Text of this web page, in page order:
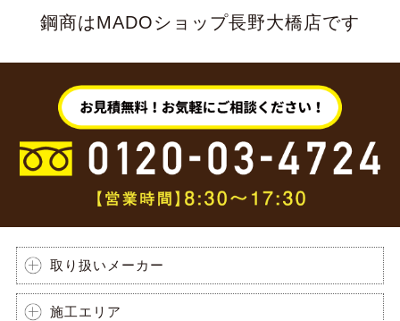
鋼商はMADOショップ長野大橋店です
取り扱いメーカー
施工エリア